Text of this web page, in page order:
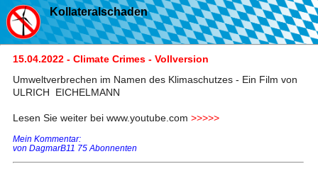
Kollateralschaden
15.04.2022 - Climate Crimes - Vollversion
Umweltverbrechen im Namen des Klimaschutzes - Ein Film von
ULRICH EICHELMANN
Lesen Sie weiter bei www.youtube.com >>>>>
Mein Kommentar:
von DagmarB11 75 Abonnenten